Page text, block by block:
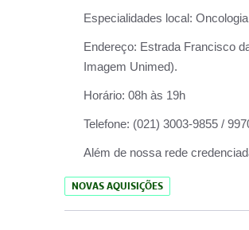
Especialidades local:
Endereço: Estrada Francisco
Imagem Unimed).
Horário: 08h às 19h
Telefone: (021) 3003-9855 /
Além de nossa rede
NOVAS AQUISIÇÕES